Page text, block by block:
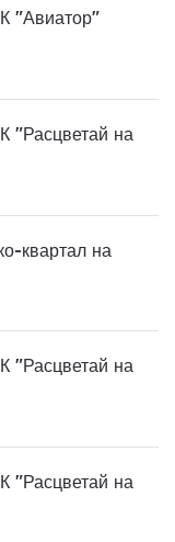
"Авиатор"
"Расцветай на
квартал на
"Расцветай на
"Расцветай на